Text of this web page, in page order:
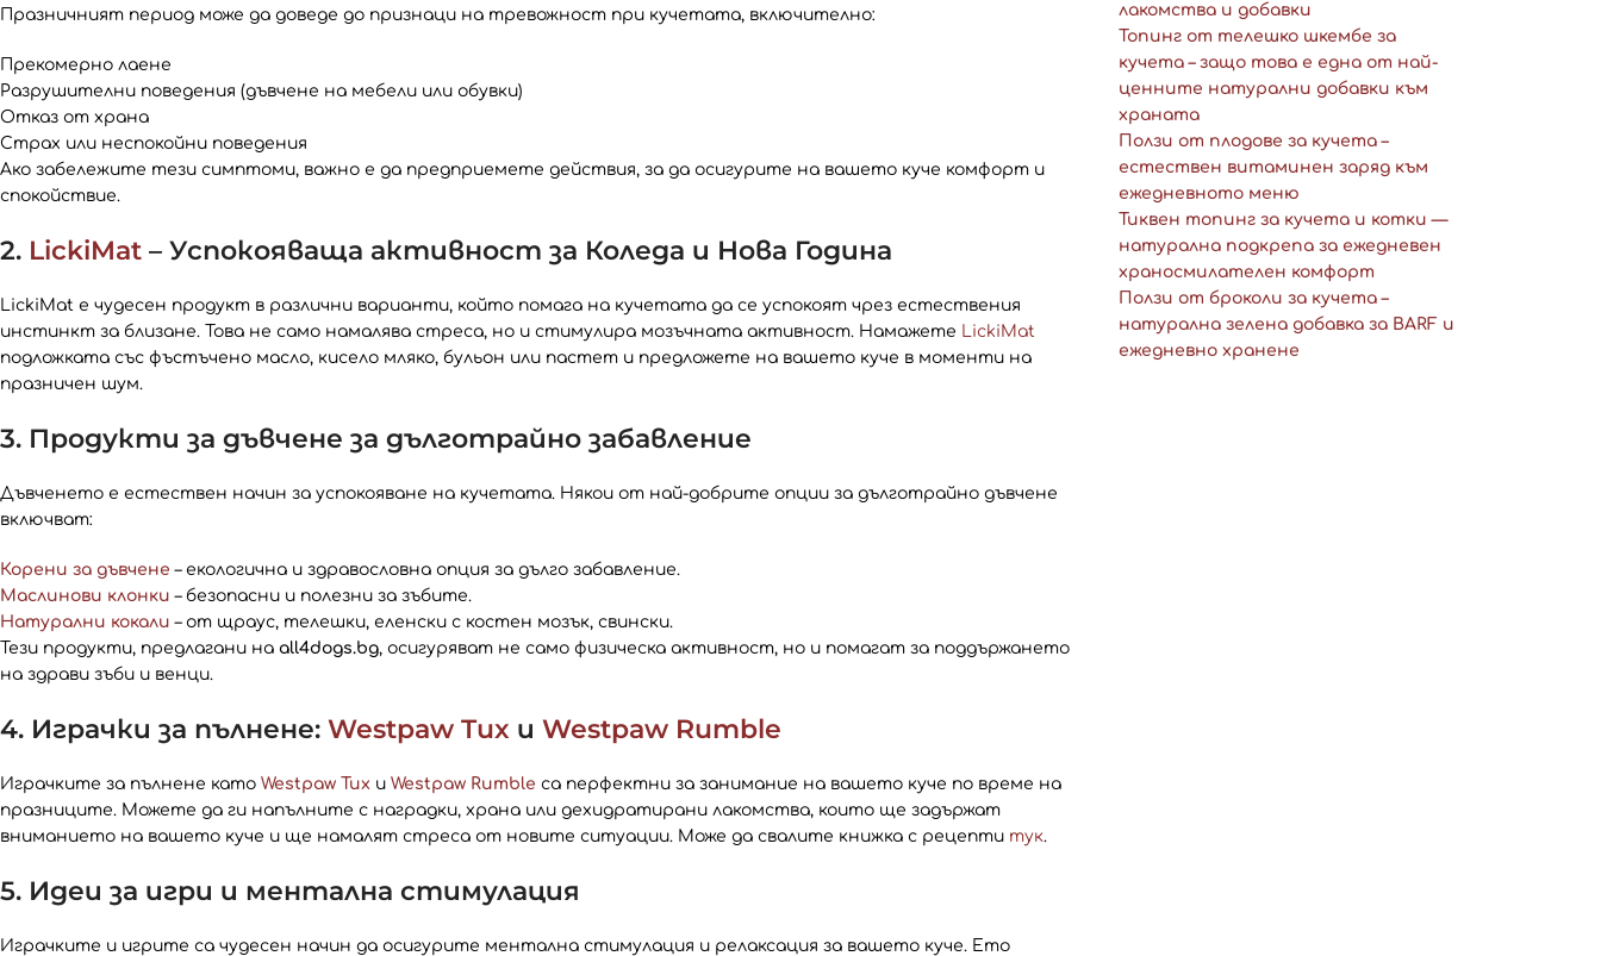
Празничният период може да доведе до признаци на тревожност при кучетата, включително:
Прекомерно лаене
Разрушителни поведения (дъвчене на мебели или обувки)
Отказ от храна
Страх или неспокойни поведения
Ако забележите тези симптоми, важно е да предприемете действия, за да осигурите на вашето куче комфорт и
спокойствие.
2. LickiMat – Успокояваща активност за Коледа и Нова Година
LickiMat е чудесен продукт в различни варианти, който помага на кучетата да се успокоят чрез естествения
инстинкт за близане. Това не само намалява стреса, но и стимулира мозъчната активност. Намажете LickiMat
подложката със фъстъчено масло, кисело мляко, бульон или пастет и предложете на вашето куче в моменти на
празничен шум.
3. Продукти за дъвчене за дълготрайно забавление
Дъвченето е естествен начин за успокояване на кучетата. Някои от най-добрите опции за дълготрайно дъвчене
включват:
Корени за дъвчене – екологична и здравословна опция за дълго забавление.
Маслинови клонки – безопасни и полезни за зъбите.
Натурални кокали – от щраус, телешки, еленски с костен мозък, свински.
Тези продукти, предлагани на all4dogs.bg, осигуряват не само физическа активност, но и помагат за поддържането
на здрави зъби и венци.
4. Играчки за пълнене: Westpaw Tux и Westpaw Rumble
Играчките за пълнене като Westpaw Tux и Westpaw Rumble са перфектни за занимание на вашето куче по време на
празниците. Можете да ги напълните с наградки, храна или дехидратирани лакомства, които ще задържат
вниманието на вашето куче и ще намалят стреса от новите ситуации. Може да свалите книжка с рецепти тук.
5. Идеи за игри и ментална стимулация
Играчките и игрите са чудесен начин да осигурите ментална стимулация и релаксация за вашето куче. Ето
лакомства и добавки
Топинг от телешко шкембе за
кучета – защо това е една от най-
ценните натурални добавки към
храната
Ползи от плодове за кучета –
естествен витаминен заряд към
ежедневното меню
Тиквен топинг за кучета и котки —
натурална подкрепа за ежедневен
храносмилателен комфорт
Ползи от броколи за кучета –
натурална зелена добавка за BARF и
ежедневно хранене